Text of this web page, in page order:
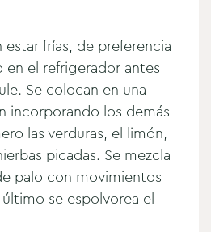
estar frías, de preferencia
en el refrigerador antes
Se colocan en una
incorporando los demás
las verduras, el limón,
picadas. Se mezcla
palo con movimientos
se espolvorea el